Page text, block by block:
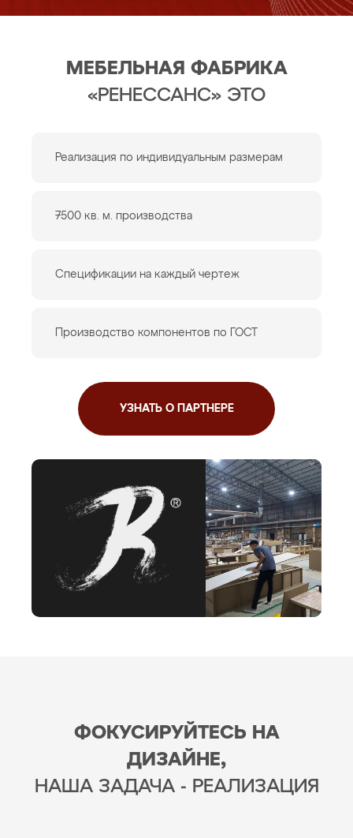
МЕБЕЛЬНАЯ ФАБРИКА
«РЕНЕССАНС» ЭТО
Реализация по индивидуальным размерам
7500 кв. м. производства
Спецификации на каждый чертеж
Производство компонентов по ГОСТ
УЗНАТЬ О ПАРТНЕРЕ
ФОКУСИРУЙТЕСЬ НА
ДИЗАЙНЕ,
НАША ЗАДАЧА - РЕАЛИЗАЦИЯ